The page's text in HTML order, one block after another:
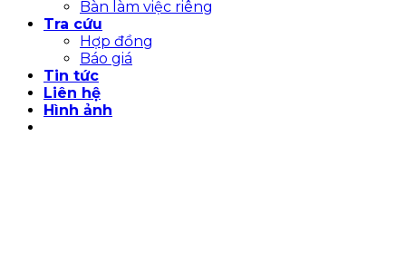
Bàn làm việc riêng
Tra cứu
Hợp đồng
Báo giá
Tin tức
Liên hệ
Hình ảnh